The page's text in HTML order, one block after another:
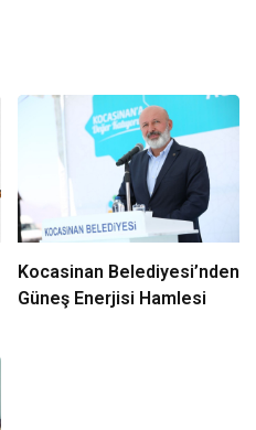
Kocasinan Belediyesi’nden
Güneş Enerjisi Hamlesi